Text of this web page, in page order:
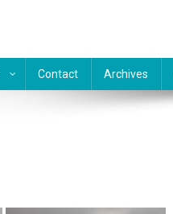
Contact Archives